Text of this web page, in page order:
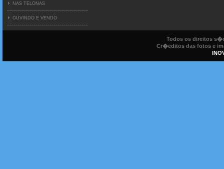
NAS TELONAS
OUVINDO E VENDO
Todos os direitos
Cr�editos das fotos e